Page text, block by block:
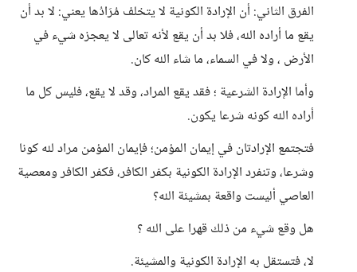
الفرق الثاني: أن الإرادة الكونية لا يتخلف مُرَادُها يعني: لا بد أن
يقع ما أراده الله، فلا بد أن يقع لأنه تعالى لا يعجزه شيء في
الأرض ، ولا في السماء، ما شاء الله كان.
وأما الإرادة الشرعية ؛ فقد يقع المراد، وقد لا يقع، فليس كل ما
أراده الله كونه شرعا يكون.
فتجتمع الإرادتان في إيمان المؤمن؛ فإيمان المؤمن مراد لله كونا
وشرعا، وتنفرد الإرادة الكونية بكفر الكافر، فكفر الكافر ومعصية
العاصي أليست واقعة بمشيئة الله؟
هل وقع شيء من ذلك قهرا على الله ؟
لا، فتستقل به الإرادة الكونية والمشيئة.